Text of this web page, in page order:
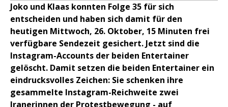
Joko und Klaas konnten Folge 35 für sich
entscheiden und haben sich damit für den
heutigen Mittwoch, 26. Oktober, 15 Minuten frei
verfügbare Sendezeit gesichert. Jetzt sind die
Instagram-Accounts der beiden Entertainer
gelöscht. Damit setzen die beiden Entertainer ein
eindrucksvolles Zeichen: Sie schenken ihre
gesammelte Instagram-Reichweite zwei
Iranerinnen der Protestbewegung - auf